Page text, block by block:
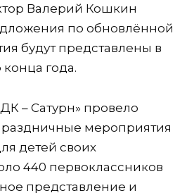
Валерий Кошкин
по обновлённой
будут представлены в
года.
– Сатурн» провело
мероприятия
детей своих
440 первоклассников
представление и